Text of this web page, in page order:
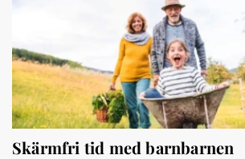
Skärmfri tid med barnbarnen